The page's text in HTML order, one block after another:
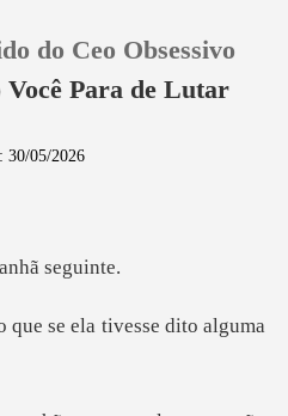
do Ceo Obsessivo
Você Para de Lutar
30/05/2026
que se ela tiv